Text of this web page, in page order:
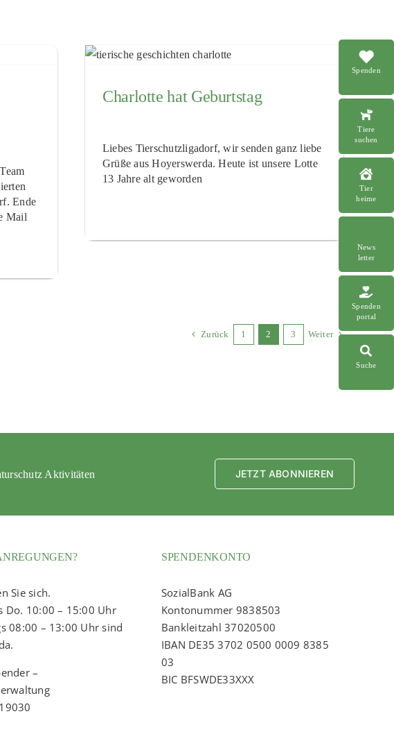
Spenden
Tiere
suchen
Tier
heime
News
letter
Spenden
portal
Suche
Ende
Mail
Charlotte hat Geburtstag
Liebes Tierschutzligadorf, wir senden ganz liebe
Grüße aus Hoyerswerda. Heute ist unsere Lotte
13 Jahre alt geworden
Zurück 1 2 3 Weiter
Aktivitäten JETZT ABONNIEREN
Sie sich.
Do. 10:00 – 15:00 Uhr
08:00 – 13:00 Uhr sind
–
SPENDENKONTO
SozialBank AG
Kontonummer 9838503
Bankleitzahl 37020500
IBAN DE35 3702 0500 0009 8385
03
BIC BFSWDE33XXX